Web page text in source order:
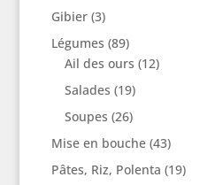
Gibier(3)
Légumes (89)
Ail des ours (12)
Salades (19)
Soupes (26)
Mise en bouche(43)
Pâtes, Riz, Polenta (19)